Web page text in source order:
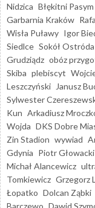
Nidzica Błękitni Pasym
Garbarnia Kraków
Wisła Puławy Igor
Siedlce Sokół Ostróda
Grudziądz obóz
Skiba plebiscyt
Leszczyński
Janusz
Sylwester
Kun Arkadiusz
Wojda DKS Dobre
Zin Stadion wywiad
Gdynia Piotr Głowacki
Michał Alancewicz
Tomkiewicz Grzegorz
Łopatko Dolcan Ząbki
Barczewo Dawid